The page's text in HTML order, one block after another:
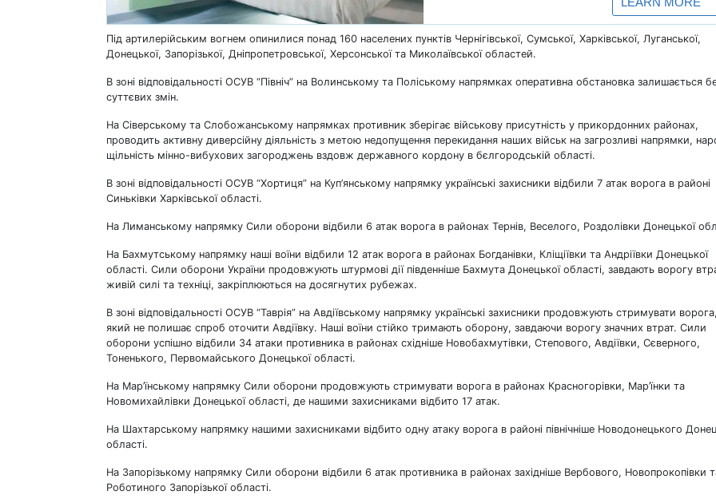
Під артилерійським вогнем опинилися понад 160 населених пунктів Чернігівської, Сумської, Харківської, Луганської,
Донецької, Запорізької, Дніпропетровської, Херсонської та Миколаївської областей.
В зоні відповідальності ОСУВ “Північ” на Волинському та Поліському напрямках оперативна обстановка залишається
суттєвих змін.
На Сіверському та Слобожанському напрямках противник зберігає військову присутність у прикордонних районах,
проводить активну диверсійну діяльність з метою недопущення перекидання наших військ на загрозливі напрямки,
щільність мінно-вибухових загороджень вздовж державного кордону в бєлгородській області.
В зоні відповідальності ОСУВ “Хортиця” на Куп’янському напрямку українські захисники відбили 7 атак ворога в районі
Синьківки Харківської області.
На Лиманському напрямку Сили оборони відбили 6 атак ворога в районах Тернів, Веселого, Роздолівки Донецької
На Бахмутському напрямку наші воїни відбили 12 атак ворога в районах Богданівки, Кліщіївки та Андріївки Донецької
області. Сили оборони України продовжують штурмові дії південніше Бахмута Донецької області, завдають ворогу
живій силі та техніці, закріплюються на досягнутих рубежах.
В зоні відповідальності ОСУВ “Таврія” на Авдіївському напрямку українські захисники продовжують стримувати ворога,
який не полишає спроб оточити Авдіївку. Наші воїни стійко тримають оборону, завдаючи ворогу значних втрат. Сили
оборони успішно відбили 34 атаки противника в районах східніше Новобахмутівки, Степового, Авдіївки, Сєверного,
Тоненького, Первомайського Донецької області.
На Мар’їнському напрямку Сили оборони продовжують стримувати ворога в районах Красногорівки, Мар’їнки та
Новомихайлівки Донецької області, де нашими захисниками відбито 17 атак.
На Шахтарському напрямку нашими захисниками відбито одну атаку ворога в районі північніше Новодонецького
області.
На Запорізькому напрямку Сили оборони відбили 6 атак противника в районах західніше Вербового, Новопрокопівки
Роботиного Запорізької області.